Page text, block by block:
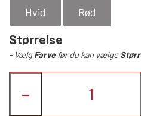
Hvid Rød
Størrelse
- VælgFarvefør du kan vælge
−